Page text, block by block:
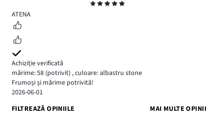
5
ATENA
Achiziție verificată
mărime: 58 (potrivit) ,culoare: albastru stone
Frumoși și mărime potrivită!
2026-06-01
FILTREAZĂ OPINIILE
MAI MULTE OPINII